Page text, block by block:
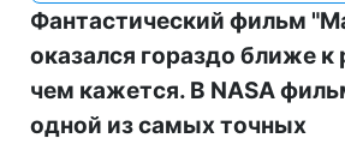
Фантастический фильм
оказался гораздо ближе к
чем кажется. В NASA
одной из самых точных